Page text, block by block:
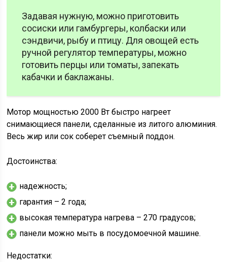
Задавая нужную, можно приготовить
сосиски или гамбургеры, колбаски или
сэндвичи, рыбу и птицу. Для овощей есть
ручной регулятор температуры, можно
готовить перцы или томаты, запекать
кабачки и баклажаны.
Мотор мощностью 2000 Вт быстро нагреет
снимающиеся панели, сделанные из литого алюминия.
Весь жир или сок соберет съемный поддон.
Достоинства:
надежность;
гарантия – 2 года;
высокая температура нагрева – 270 градусов;
панели можно мыть в посудомоечной машине.
Недостатки: